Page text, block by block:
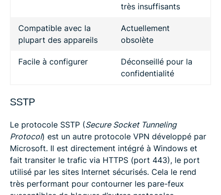
très insuffisants
Compatible avec la
plupart des appareils
Actuellement
obsolète
Facile à configurer
Déconseillé pour la
confidentialité
SSTP
Le protocole SSTP (Secure Socket Tunneling
Protocol) est un autre protocole VPN développé par
Microsoft. Il est directement intégré à Windows et
fait transiter le trafic via HTTPS (port 443), le port
utilisé par les sites Internet sécurisés. Cela le rend
très performant pour contourner les pare-feux